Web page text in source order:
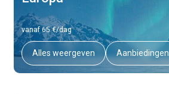
vanaf 65 €/dag
Alles weergeven Aanbiedingen